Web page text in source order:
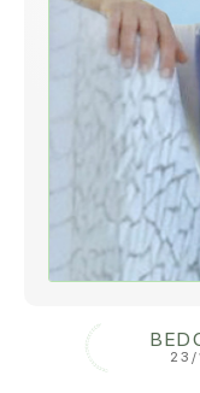
23/